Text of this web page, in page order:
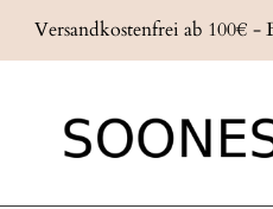
Inhalt
Versandkostenfrei ab 100€ -